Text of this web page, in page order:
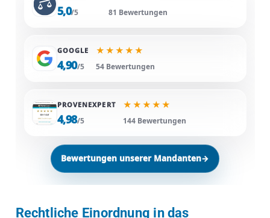
5,0/5 81 Bewertungen
GOOGLE
4,90/5
★ ★ ★ ★ ★
54 Bewertungen
PROVENEXPERT
4,98/5
★ ★ ★ ★ ★
144 Bewertungen
Bewertungen unserer Mandanten→
Rechtliche Einordnung in das